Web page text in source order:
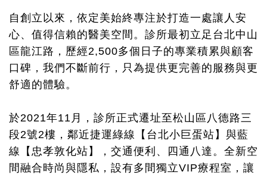
自創立以來，依定美始終專注於打造一處讓人安
心、值得信賴的醫美空間。診所最初立足台北中山
區龍江路，歷經2,500多個日子的專業積累與顧客
口碑，我們不斷前行，只為提供更完善的服務與更
舒適的體驗。
於2021年11月，診所正式遷址至松山區八德路三
段2號2樓，鄰近捷運綠線【台北小巨蛋站】與藍
線【忠孝敦化站】，交通便利、四通八達。全新空
間融合時尚與隱私，設有多間獨立VIP療程室，讓